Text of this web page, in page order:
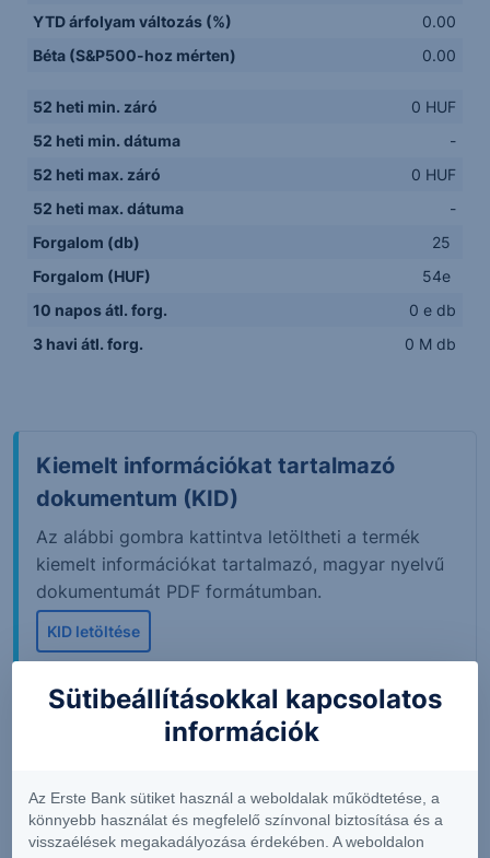
YTD árfolyam változás (%)
0.00
Béta (S&P500-hoz mérten)
0.00
52 heti min. záró
0 HUF
52 heti min. dátuma
-
52 heti max. záró
0 HUF
52 heti max. dátuma
-
Forgalom (db)
25
Forgalom (HUF)
54e
10 napos átl. forg.
0 e db
3 havi átl. forg.
0 M db
Kiemelt információkat tartalmazó
dokumentum (KID)
Az alábbi gombra kattintva letöltheti a termék
kiemelt információkat tartalmazó, magyar nyelvű
dokumentumát PDF formátumban.
KID letöltése
A tőzsdei piaci adatok 15 perccel késleltetett értékeket
Zrt.
Az "Árjegyzői vételi ár" és az "Árjegyzői eladási ár"
értékek megfelelnek a legjobb árjegyzői ajánlatoknak,
Sütibeállításokkal kapcsolatos
információk
Az Erste Bank sütiket használ a weboldalak működtetése, a
könnyebb használat és megfelelő színvonal biztosítása és a
visszaélések megakadályozása érdekében. A weboldalon